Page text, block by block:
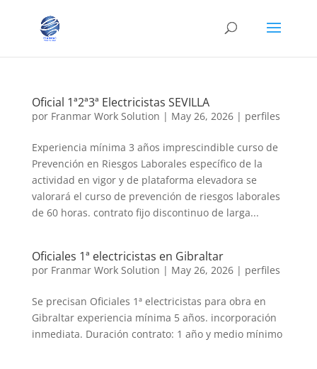
Oficial 1ª2ª3ª Electricistas SEVILLA
por Franmar Work Solution | May 26, 2026| perfiles
Experiencia mínima 3 años imprescindible curso de
Prevención en Riesgos Laborales específico de la
actividad en vigor y de plataforma elevadora se
valorará el curso de prevención de riesgos laborales
de 60 horas. contrato fijo discontinuo de larga...
Oficiales 1ª electricistas en Gibraltar
por Franmar Work Solution | May 26, 2026| perfiles
Se precisan Oficiales 1ª electricistas para obra en
Gibraltar experiencia mínima 5 años. incorporación
inmediata. Duración contrato: 1 año y medio mínimo